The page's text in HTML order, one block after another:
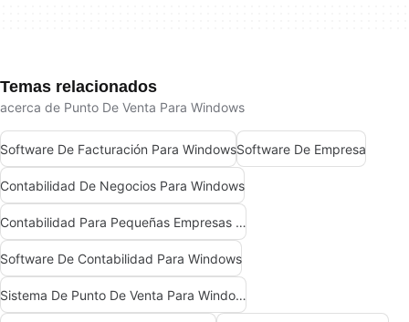
Temas relacionados
acerca de Punto De Venta Para Windows
Software De Facturación Para WindowsSoftware De Empresa
Contabilidad De Negocios Para Windows
Contabilidad Para Pequeñas Empresas Para Windows
Software De Contabilidad Para Windows
Sistema De Punto De Venta Para Windows